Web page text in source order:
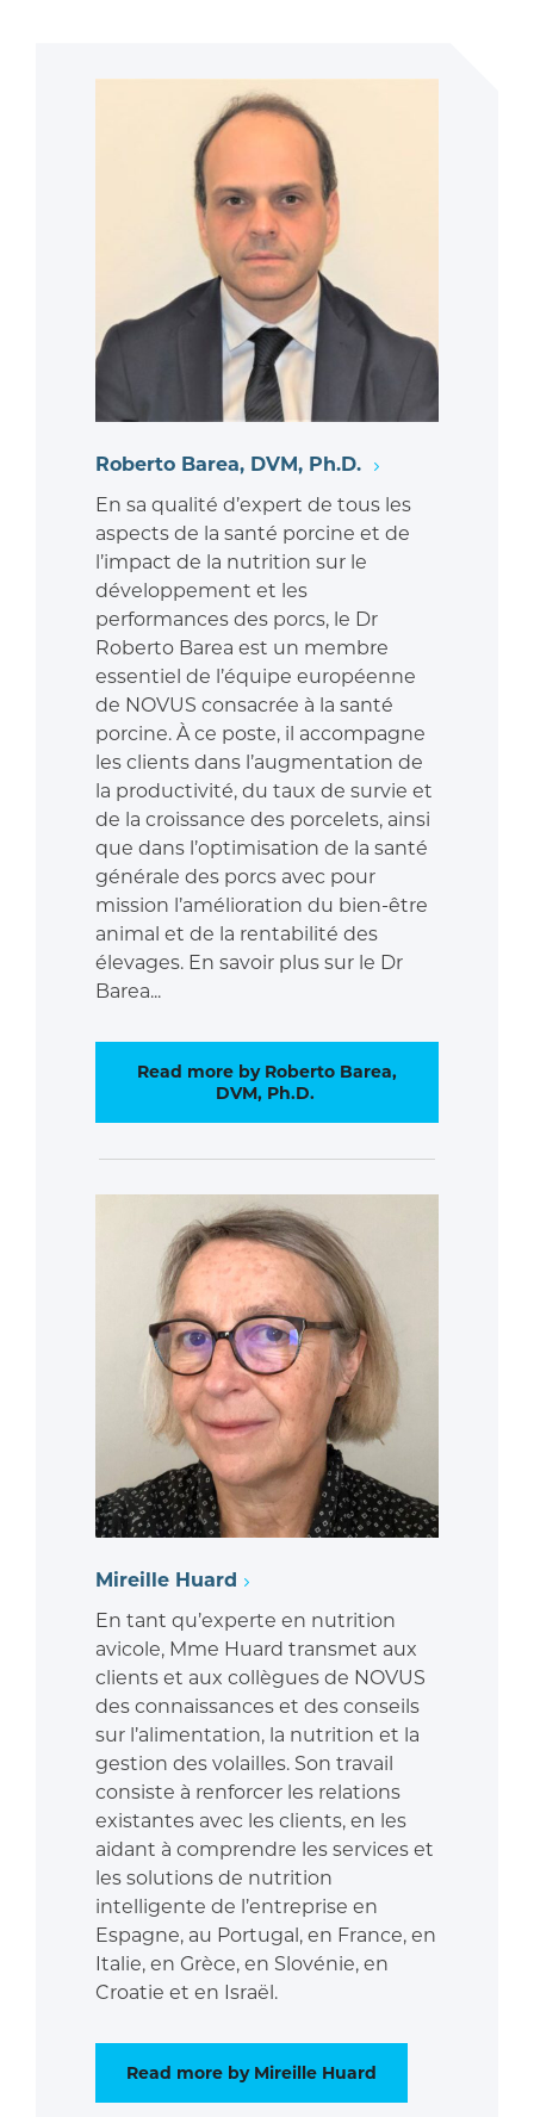
Roberto Barea, DVM, Ph.D.
En sa qualité d’expert de tous les
aspects de la santé porcine et de
l’impact de la nutrition sur le
développement et les
performances des porcs, le Dr
Roberto Barea est un membre
essentiel de l’équipe européenne
de NOVUS consacrée à la santé
porcine. À ce poste, il accompagne
les clients dans l’augmentation de
la productivité, du taux de survie et
de la croissance des porcelets, ainsi
que dans l’optimisation de la santé
générale des porcs avec pour
mission l’amélioration du bien-être
animal et de la rentabilité des
élevages. En savoir plus sur le Dr
Barea...
Read more by Roberto Barea,
DVM, Ph.D.
Mireille Huard
En tant qu’experte en nutrition
avicole, Mme Huard transmet aux
clients et aux collègues de NOVUS
des connaissances et des conseils
sur l’alimentation, la nutrition et la
gestion des volailles. Son travail
consiste à renforcer les relations
existantes avec les clients, en les
aidant à comprendre les services et
les solutions de nutrition
intelligente de l’entreprise en
Espagne, au Portugal, en France, en
Italie, en Grèce, en Slovénie, en
Croatie et en Israël.
Read more by Mireille Huard